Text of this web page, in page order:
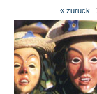
« zurück